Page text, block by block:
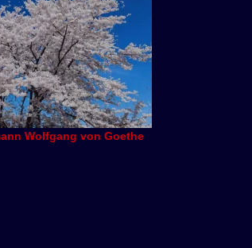
Wolfgang von Goethe